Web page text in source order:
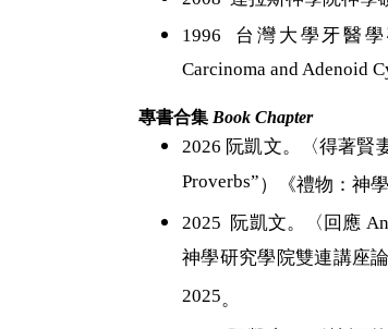
1996 台灣大學牙醫學
Carcinoma and Adenoid
專書合集 Book Chapter
2026 阮凱文。〈得著賢
Proverbs”）《禮物：神
2025 阮凱文。〈回應
神學研究學院雙連講座
2025。